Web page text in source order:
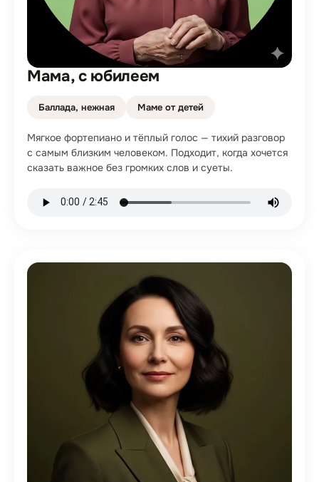
Мама, с юбилеем
Баллада, нежная Маме от детей
Мягкое фортепиано и тёплый голос — тихий разговор
с самым близким человеком. Подходит, когда хочется
сказать важное без громких слов и суеты.